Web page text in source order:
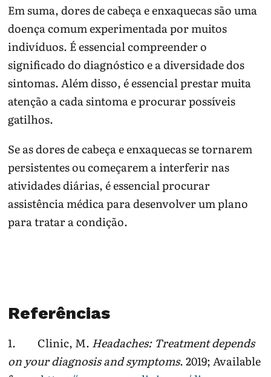
Em suma, dores de cabeça e enxaquecas são uma
doença comum experimentada por muitos
indivíduos. É essencial compreender o
significado do diagnóstico e a diversidade dos
sintomas. Além disso, é essencial prestar muita
atenção a cada sintoma e procurar possíveis
gatilhos.
Se as dores de cabeça e enxaquecas se tornarem
persistentes ou começarem a interferir nas
atividades diárias, é essencial procurar
assistência médica para desenvolver um plano
para tratar a condição.
Referências
1. Clinic, M. Headaches: Treatment depends
on your diagnosis and symptoms. 2019; Available